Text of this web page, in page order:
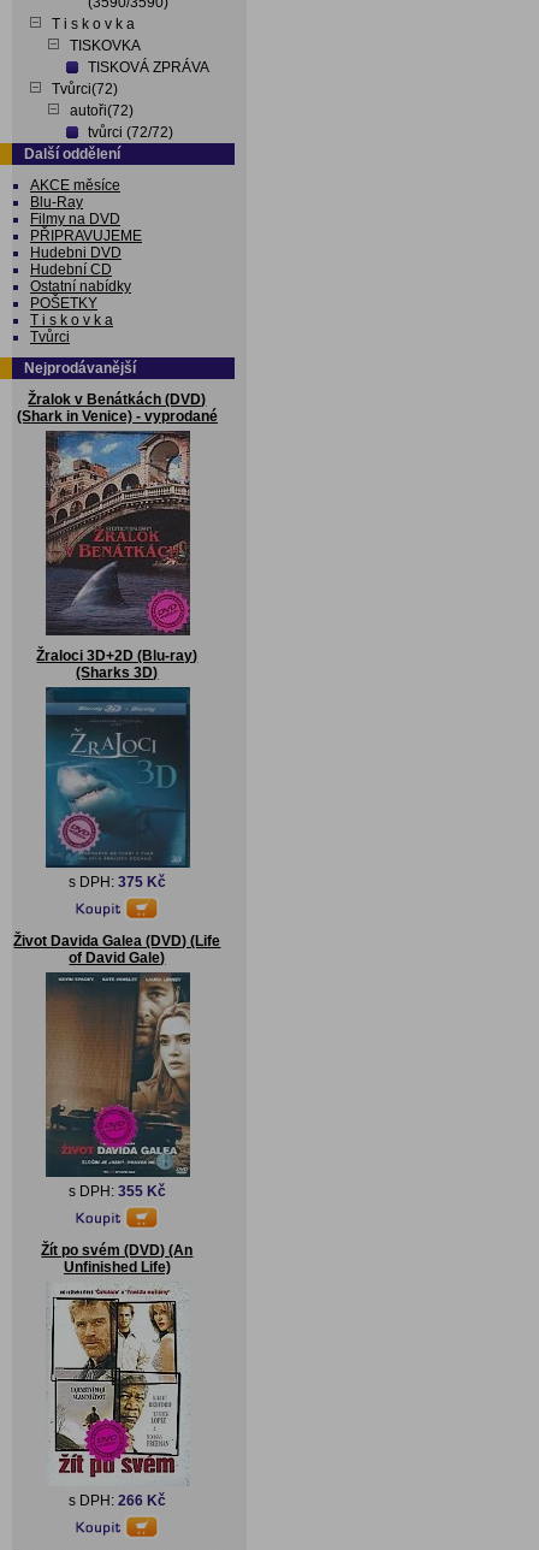
T i s k o v k a
TISKOVKA
TISKOVÁ ZPRÁVA
Tvůrci(72)
autoři(72)
tvůrci (72/72)
Další oddělení
AKCE měsíce
Blu-Ray
Filmy na DVD
PŘIPRAVUJEME
Hudebni DVD
Hudební CD
Ostatní nabídky
POŠETKY
T i s k o v k a
Tvůrci
Nejprodávanější
Žralok v Benátkách (DVD)
(Shark in Venice) - vyprodané
Žraloci 3D+2D (Blu-ray)
(Sharks 3D)
s DPH: 375 Kč
Život Davida Galea (DVD) (Life
of David Gale)
s DPH: 355 Kč
Žít po svém (DVD) (An
Unfinished Life)
s DPH: 266 Kč